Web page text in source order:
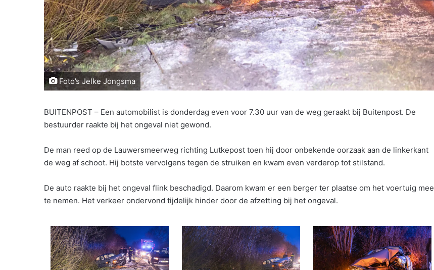
Foto’s Jelke Jongsma
BUITENPOST – Een automobilist is donderdag even voor 7.30 uur van de weg geraakt bij Buitenpost. De
bestuurder raakte bij het ongeval niet gewond.
De man reed op de Lauwersmeerweg richting Lutkepost toen hij door onbekende oorzaak aan de linkerkant
de weg af schoot. Hij botste vervolgens tegen de struiken en kwam even verderop tot stilstand.
De auto raakte bij het ongeval flink beschadigd. Daarom kwam er een berger ter plaatse om het voertuig mee
te nemen. Het verkeer ondervond tijdelijk hinder door de afzetting bij het ongeval.